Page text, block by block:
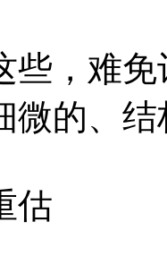
些，难
微的、
估